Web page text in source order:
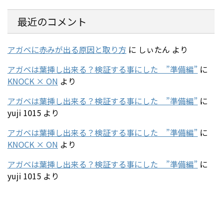
最近のコメント
アガベに赤みが出る原因と取り方 に しぃたん より
アガベは葉挿し出来る？検証する事にした ”準備編” に
KNOCK × ON より
アガベは葉挿し出来る？検証する事にした ”準備編” に
yuji 1015 より
アガベは葉挿し出来る？検証する事にした ”準備編” に
KNOCK × ON より
アガベは葉挿し出来る？検証する事にした ”準備編” に
yuji 1015 より